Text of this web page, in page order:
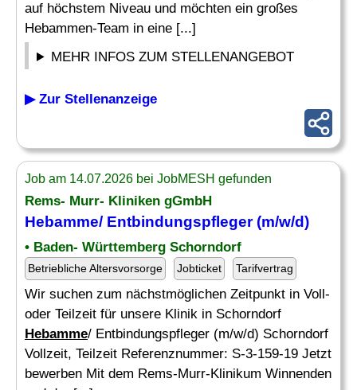
auf höchstem Niveau und möchten ein großes
Hebammen-Team in eine [...]
MEHR INFOS ZUM STELLENANGEBOT
▶ Zur Stellenanzeige
Job am 14.07.2026 bei JobMESH gefunden
Rems- Murr- Kliniken gGmbH
Hebamme/ Entbindungspfleger (m/w/d)
• Baden- Württemberg Schorndorf
Betriebliche Altersvorsorge Jobticket Tarifvertrag
Wir suchen zum nächstmöglichen Zeitpunkt in Voll-
oder Teilzeit für unsere Klinik in Schorndorf
Hebamme/ Entbindungspfleger (m/w/d) Schorndorf
Vollzeit, Teilzeit Referenznummer: S-3-159-19 Jetzt
bewerben Mit dem Rems-Murr-Klinikum Winnenden